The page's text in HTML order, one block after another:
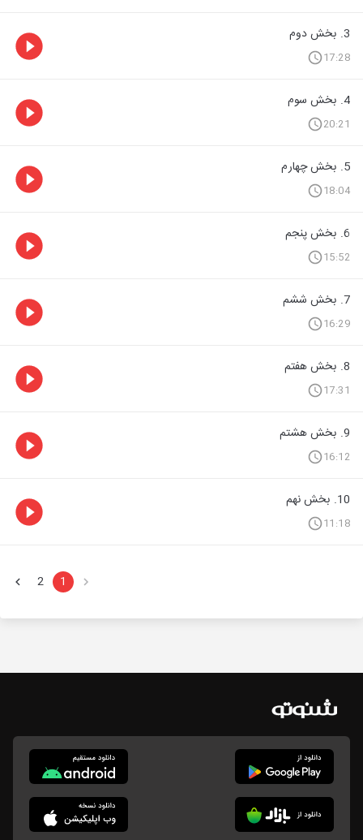
3. بخش دوم
17:28
4. بخش سوم
20:21
5. بخش چهارم
18:04
6. بخش پنجم
15:52
7. بخش ششم
16:29
8. بخش هفتم
17:31
9. بخش هشتم
16:12
10. بخش نهم
11:18
1
2